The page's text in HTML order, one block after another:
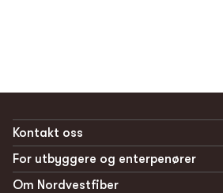
Kontakt oss
For utbyggere og enterpenører
Om Nordvestfiber